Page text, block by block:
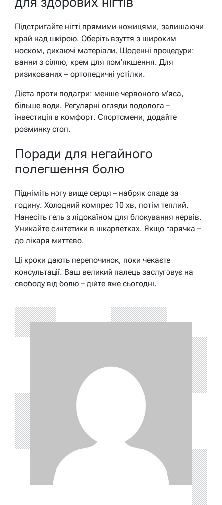
Підстригайте нігті прямими ножицями, залишаючи
край над шкірою. Оберіть взуття з широким
носком, дихаючі матеріали. Щоденні процедури:
ванни з сіллю, крем для пом’якшення. Для
ризикованих – ортопедичні устілки.
Дієта проти подагри: менше червоного м’яса,
більше води. Регулярні огляди подолога –
інвестиція в комфорт. Спортсмени, додайте
розминку стоп.
Поради для негайного
полегшення болю
Підніміть ногу вище серця – набряк спаде за
годину. Холодний компрес 10 хв, потім теплий.
Нанесіть гель з лідокаїном для блокування нервів.
Уникайте синтетики в шкарпетках. Якщо гарячка –
до лікаря миттєво.
Ці кроки дають перепочинок, поки чекаєте
консультації. Ваш великий палець заслуговує на
свободу від болю – дійте вже сьогодні.